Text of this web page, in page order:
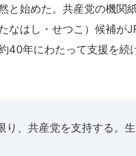
と始めた。共産党の機関
なはし・せつこ）候補が
40年にわたって支援を続
り、共産党を支持する。